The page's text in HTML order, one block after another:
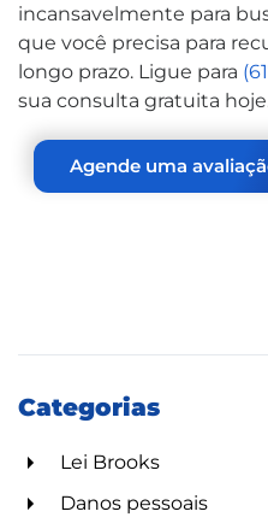
incansavelmente para
que você precisa para
longo prazo. Ligue para
sua consulta gratuita
Agende uma
Categorias
Lei Brooks
Danos pessoais